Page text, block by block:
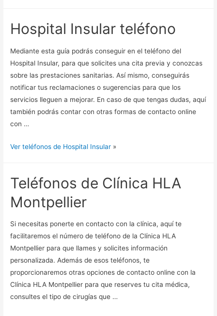
Hospital Insular teléfono
Mediante esta guía podrás conseguir en el teléfono del
Hospital Insular, para que solicites una cita previa y conozcas
sobre las prestaciones sanitarias. Así mismo, conseguirás
notificar tus reclamaciones o sugerencias para que los
servicios lleguen a mejorar. En caso de que tengas dudas, aquí
también podrás contar con otras formas de contacto online
con …
Ver teléfonos de Hospital Insular »
Teléfonos de Clínica HLA
Montpellier
Si necesitas ponerte en contacto con la clínica, aquí te
facilitaremos el número de teléfono de la Clínica HLA
Montpellier para que llames y solicites información
personalizada. Además de esos teléfonos, te
proporcionaremos otras opciones de contacto online con la
Clínica HLA Montpellier para que reserves tu cita médica,
consultes el tipo de cirugías que …